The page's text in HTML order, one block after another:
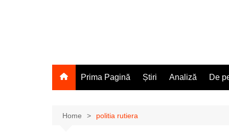
Prima Pagină Știri Analiză De
Home politia rutiera